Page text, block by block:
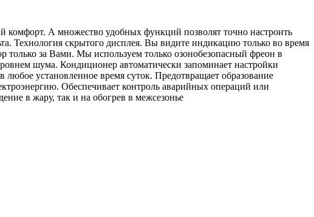
А множество удобных функций позволят точно настроить
Технология скрытого дисплея. Вы видите индикацию только во время
за Вами. Мы используем только озонобезопасный фреон в
шума. Кондиционер автоматически запоминает настройки
установленное время суток. Предотвращает образование
Обеспечивает контроль аварийных операций или
в жару, так и на обогрев в межсезонье